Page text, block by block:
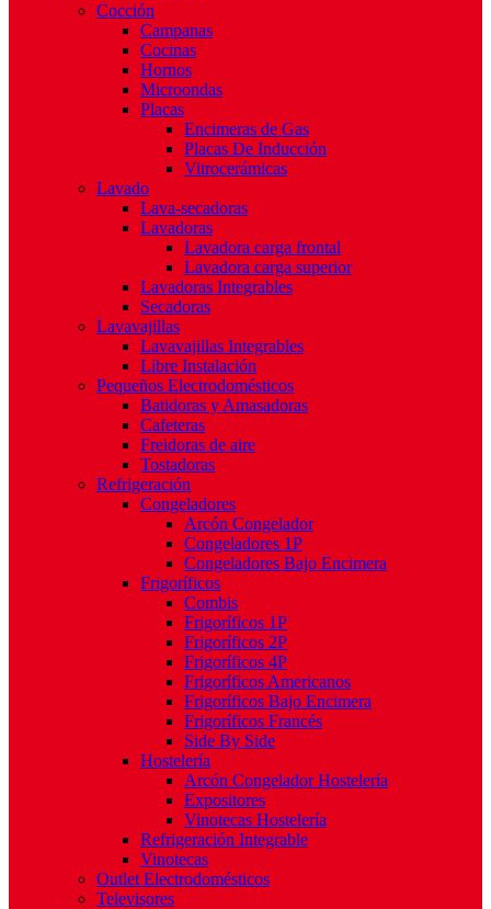
Cocción
Campanas
Cocinas
Hornos
Microondas
Placas
Encimeras de Gas
Placas De Inducción
Vitrocerámicas
Lavado
Lava-secadoras
Lavadoras
Lavadora carga frontal
Lavadora carga superior
Lavadoras Integrables
Secadoras
Lavavajillas
Lavavajillas Integrables
Libre Instalación
Pequeños Electrodomésticos
Batidoras y Amasadoras
Cafeteras
Freidoras de aire
Tostadoras
Refrigeración
Congeladores
Arcón Congelador
Congeladores 1P
Congeladores Bajo Encimera
Frigoríficos
Combis
Frigoríficos 1P
Frigoríficos 2P
Frigoríficos 4P
Frigoríficos Americanos
Frigoríficos Bajo Encimera
Frigoríficos Francés
Side By Side
Hostelería
Arcón Congelador Hostelería
Expositores
Vinotecas Hostelería
Refrigeración Integrable
Vinotecas
Outlet Electrodomésticos
Televisores